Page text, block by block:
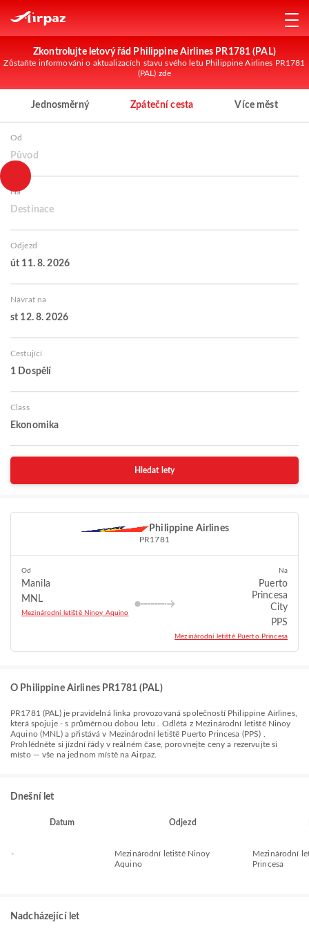
Zkontrolujte letový řád Philippine Airlines PR1781 (PAL)
Zůstaňte informováni o aktualizacích stavu svého letu Philippine Airlines PR1781
(PAL) zde
Jednosměrný Zpáteční cesta Více měst
Od
Původ
Na
Destinace
Odjezd
út 11. 8. 2026
Návrat na
st 12. 8. 2026
Cestující
1 Dospělí
Class
Ekonomika
Hledat lety
Philippine Airlines
PR1781
Od
Manila
MNL
Mezinárodní letiště Ninoy Aquino
Na
Puerto
Princesa
City
PPS
Mezinárodní letiště Puerto Princesa
O Philippine Airlines PR1781 (PAL)
PR1781 (PAL ) je pravidelná linka provozovaná společností Philippine Airlines,
která spojuje -s průměrnou dobou letu . Odlétá z Mezinárodní letiště Ninoy
Aquino (MNL) a přistává v Mezinárodní letiště Puerto Princesa (PPS)
Prohlédněte si jízdní řády v reálném čase, porovnejte ceny a rezervujte si
místo — vše na jednom místě na Airpaz.
Dnešní let
Datum Odjezd
-
Mezinárodní letiště Ninoy
Aquino
Mezinárodní
Princesa
Nadcházející let